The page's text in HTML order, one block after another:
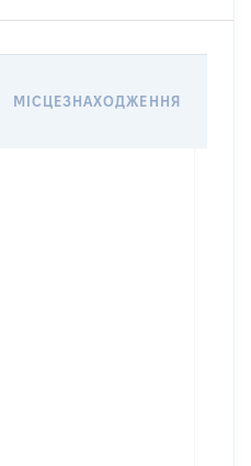
МІСЦЕЗНАХОДЖЕННЯ